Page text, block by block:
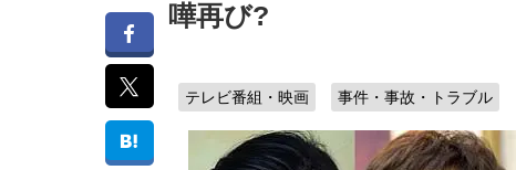
嘩再び?
テレビ番組・映画 事件・事故・トラブル